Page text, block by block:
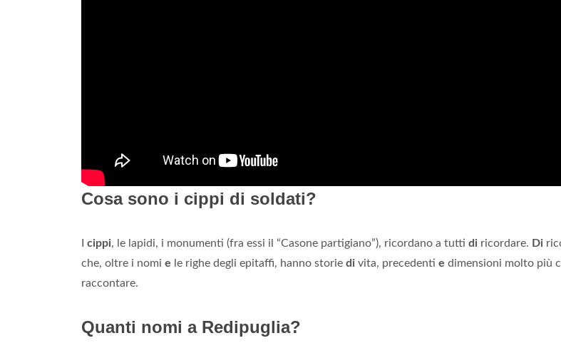
Cosa sono i cippi di soldati?
cippi, le lapidi, i monumenti (fra essi il “Casone partigiano”), ricordano a tutti di ricordare. Di
che, oltre i nomi e le righe degli epitaffi, hanno storie di vita, precedenti e dimensioni molto più
raccontare.
Quanti nomi a Redipuglia?